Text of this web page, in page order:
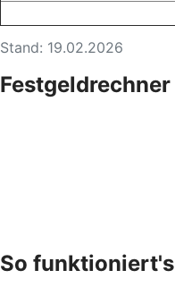
Stand: 19.02.2026
Festgeldrechner
So funktioniert's